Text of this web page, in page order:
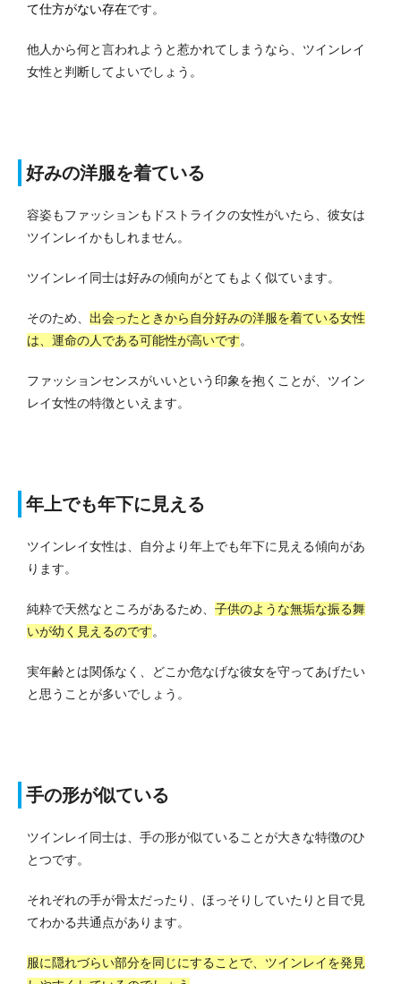
て仕方がない存在です。
他人から何と言われようと惹かれてしまうなら、ツインレイ
女性と判断してよいでしょう。
好みの洋服を着ている
容姿もファッションもドストライクの女性がいたら、彼女は
ツインレイかもしれません。
ツインレイ同士は好みの傾向がとてもよく似ています。
そのため、 出会ったときから自分好みの洋服を着ている女性
は、運命の人である可能性が高いです。
ファッションセンスがいいという印象を抱くことが、ツイン
レイ女性の特徴といえます。
年上でも年下に見える
ツインレイ女性は、自分より年上でも年下に見える傾向があ
ります。
純粋で天然なところがあるため、 子供のような無垢な振る舞
いが幼く見えるのです。
実年齢とは関係なく、どこか危なげな彼女を守ってあげたい
と思うことが多いでしょう。
手の形が似ている
ツインレイ同士は、手の形が似ていることが大きな特徴のひ
とつです。
それぞれの手が骨太だったり、ほっそりしていたりと目で見
てわかる共通点があります。
服に隠れづらい部分を同じにすることで、ツインレイを発見